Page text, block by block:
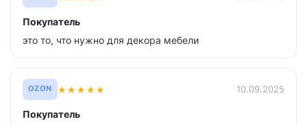
Покупатель
это то, что нужно для декора мебели
OZON ★★★★★ 10.09.2025
Покупатель